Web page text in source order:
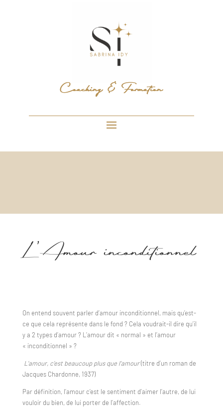
Coaching & Formation
L’Amour inconditionnel
On entend souvent parler d’amour inconditionnel, mais qu’est-
ce que cela représente dans le fond ? Cela voudrait-il dire qu’il
y a 2 types d’amour ? L’amour dit « normal » et l’amour
« inconditionnel » ?
L’amour, c’est beaucoup plus que l’amour(titre d’un roman de
Jacques Chardonne, 1937)
Par définition, l’amour c’est le sentiment d’aimer l’autre, de lui
vouloir du bien, de lui porter de l’affection.